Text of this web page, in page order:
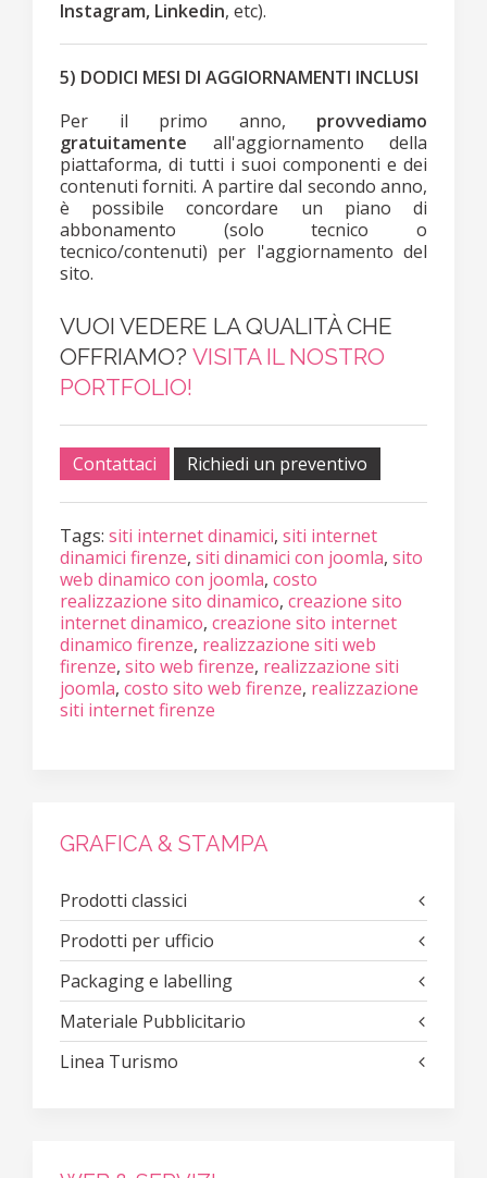
Instagram, Linkedin, etc).
5) DODICI MESI DI AGGIORNAMENTI INCLUSI
Per il primo anno, provvediamo
gratuitamente all'aggiornamento della
piattaforma, di tutti i suoi componenti e dei
contenuti forniti. A partire dal secondo anno,
è possibile concordare un piano di
abbonamento (solo tecnico o
tecnico/contenuti) per l'aggiornamento del
sito.
VUOI VEDERE LA QUALITÀ CHE
OFFRIAMO? VISITA IL NOSTRO
PORTFOLIO!
Contattaci Richiedi un preventivo
Tags: siti internet dinamici, siti internet
dinamici firenze, siti dinamici con joomla, sito
web dinamico con joomla, costo
realizzazione sito dinamico, creazione sito
internet dinamico, creazione sito internet
dinamico firenze, realizzazione siti web
firenze, sito web firenze, realizzazione siti
joomla, costo sito web firenze, realizzazione
siti internet firenze
GRAFICA & STAMPA
Prodotti classici
Prodotti per ufficio
Packaging e labelling
Materiale Pubblicitario
Linea Turismo